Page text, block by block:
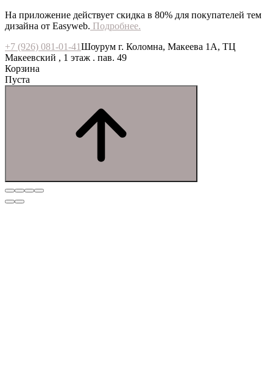
На приложение действует скидка в 80% для покупателей тем
дизайна от Easyweb. Подробнее.
+7 (926) 081-01-41Шоурум г. Коломна, Макеева 1А, ТЦ
Макеевский , 1 этаж . пав. 49
Корзина
Пуста